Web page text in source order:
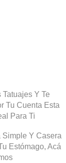
Y Te
Tu Cuenta Esta
Para Ti
Y Casera
Estómago, Acá